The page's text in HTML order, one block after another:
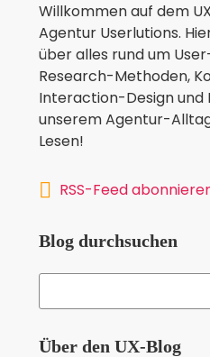
Willkommen auf dem
Agentur Userlutions.
über alles rund um
Research-Methoden,
Interaction-Design und
unserem Agentur-
Lesen!
RSS-Feed
Blog durchsuchen
Über den UX-Blog